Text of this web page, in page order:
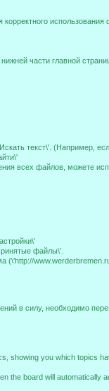
части главной
текст\'. (Например,
всех файлов, можете
файлы\'.
(\'http://
в силу, необходимо
showing you which topics
the board will automatically